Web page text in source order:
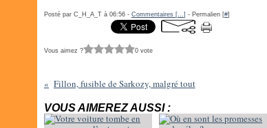
Posté par C_H_A_T à 06:56 - Commentaires […] - Permalien [#]
Vous aimez ? 0 vote
Fillon, fusible de Sarkozy, malgré tout
VOUS AIMEREZ AUSSI :